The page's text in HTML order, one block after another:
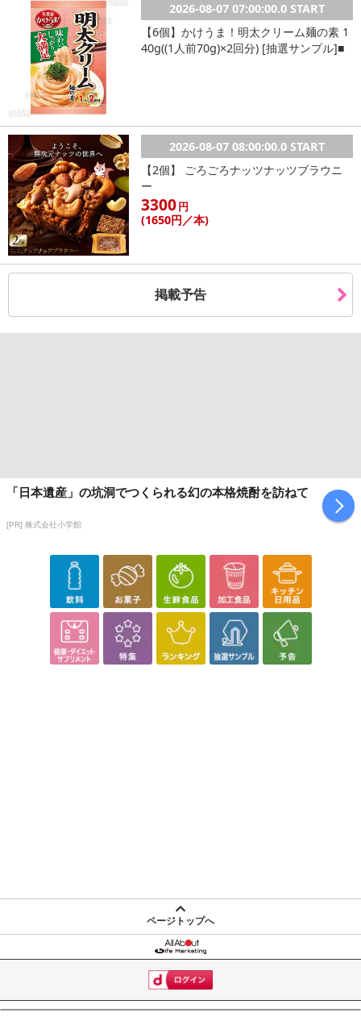
2026-08-07 07:00:00.0 START
【6個】かけうま！明太クリーム麺の素 1
40g((1人前70g)×2回分) [抽選サンプル]■
2026-08-07 08:00:00.0 START
【2個】 ごろごろナッツナッツブラウニ
ー
3300円
(1650円／本)
掲載予告
「日本遺産」の坑洞でつくられる幻の本格焼酎を訪ねて
[PR] 株式会社小学館
ページトップへ